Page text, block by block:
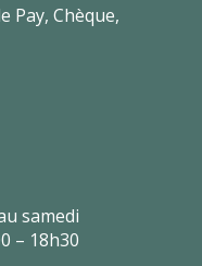
Pay, Chèque,
samedi
– 18h30